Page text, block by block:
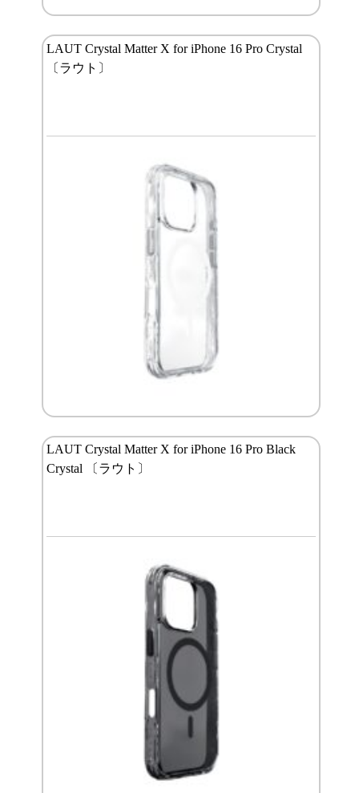
LAUT Crystal Matter X for iPhone 16 Pro Crystal
〔ラウト〕
LAUT Crystal Matter X for iPhone 16 Pro Black
Crystal 〔ラウト〕